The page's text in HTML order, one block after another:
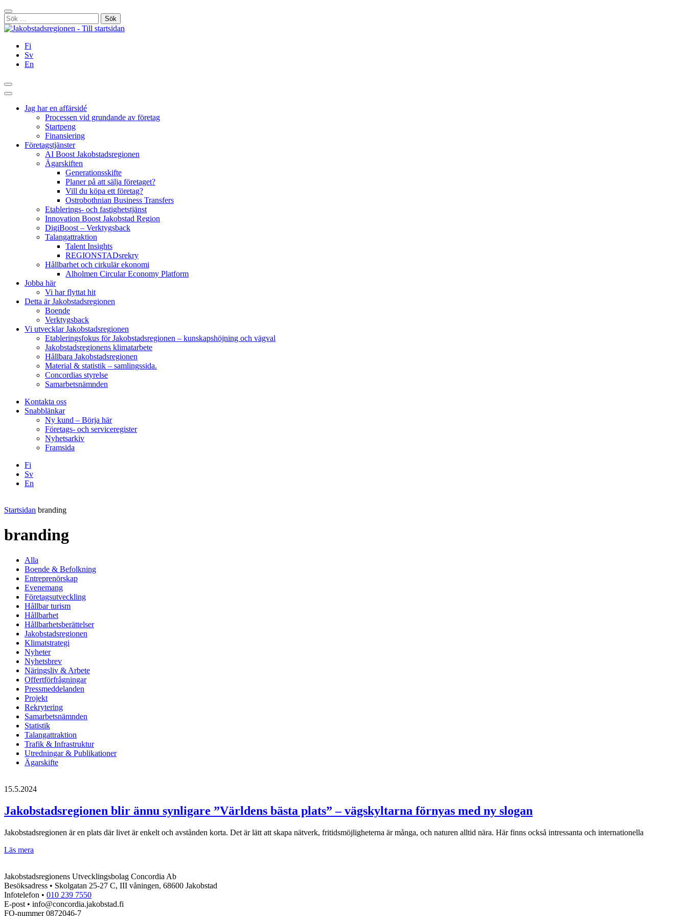
Hoppa
till
innehållet
Stäng
Sök
efter:
Fi
Sv
En
Sök
Huvudmeny
Jag har en affärsidé
Processen vid grundande av företag
Startpeng
Finansiering
Företagstjänster
AI Boost Jakobstadsregionen
Ägarskiften
Generationsskifte
Planer på att sälja företaget?
Vill du köpa ett företag?
Ostrobothnian Business Transfers
Etablerings- och fastighetstjänst
Innovation Boost Jakobstad Region
DigiBoost – Verktygsback
Talangattraktion
Talent Insights
REGIONSTADsrekry
Hållbarhet och cirkulär ekonomi
Alholmen Circular Economy Platform
Jobba här
Vi har flyttat hit
Detta är Jakobstadsregionen
Boende
Verktygsback
Vi utvecklar Jakobstadsregionen
Etableringsfokus för Jakobstadsregionen – kunskapshöjning och vägval
Jakobstadsregionens klimatarbete
Hållbara Jakobstadsregionen
Material & statistik – samlingssida.
Concordias styrelse
Samarbetsnämnden
Kontakta oss
Snabblänkar
Ny kund – Börja här
Företags- och serviceregister
Nyhetsarkiv
Framsida
Fi
Sv
En
Startsidan branding
branding
Alla
Boende & Befolkning
Entreprenörskap
Evenemang
Företagsutveckling
Hållbar turism
Hållbarhet
Hållbarhetsberättelser
Jakobstadsregionen
Klimatstrategi
Nyheter
Nyhetsbrev
Näringsliv & Arbete
Offertförfrågningar
Pressmeddelanden
Projekt
Rekrytering
Samarbetsnämnden
Statistik
Talangattraktion
Trafik & Infrastruktur
Utredningar & Publikationer
Ägarskifte
15.5.2024
Jakobstadsregionen blir ännu synligare ”Världens bästa plats” – vägskyltarna förnyas med ny slogan
Jakobstadsregionen är en plats där livet är enkelt och avstånden korta. Det är lätt att skapa nätverk, fritidsmöjligheterna är många, och naturen alltid nära. Här finns också intressanta och internationella
Läs mera
synligare
”Världens
bästa
plats”
–
Jakobstadsregionens Utvecklingsbolag Concordia Ab
Besöksadress • Skolgatan 25-27 C, III våningen, 68600 Jakobstad
Infotelefon • 010 239 7550
E-post • info@concordia.jakobstad.fi
FO-nummer 0872046-7